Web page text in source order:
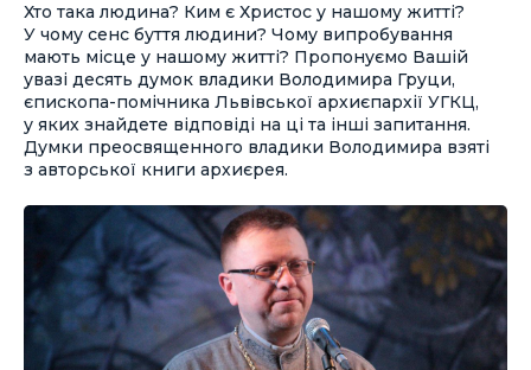
Хто така людина? Ким є Христос у нашому житті?
У чому сенс буття людини? Чому випробування
мають місце у нашому житті? Пропонуємо Вашій
увазі десять думок владики Володимира Груци,
єпископа-помічника Львівської архиєпархії УГКЦ,
у яких знайдете відповіді на ці та інші запитання.
Думки преосвященного владики Володимира взяті
з авторської книги архиєрея.